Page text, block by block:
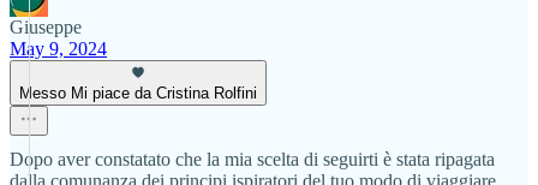
Giuseppe
May 9, 2024
Messo Mi piace da Cristina Rolfini
Dopo aver constatato che la mia scelta di seguirti è stata ripagata
dalla comunanza dei principi ispiratori del tuo modo di viaggiare,